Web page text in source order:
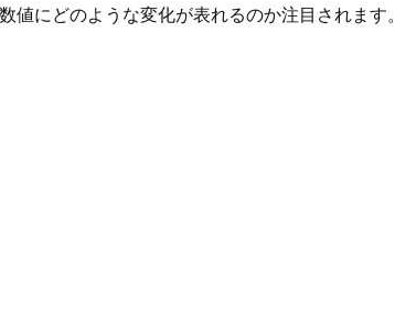
にどのような変化が表れるのか注目されます。